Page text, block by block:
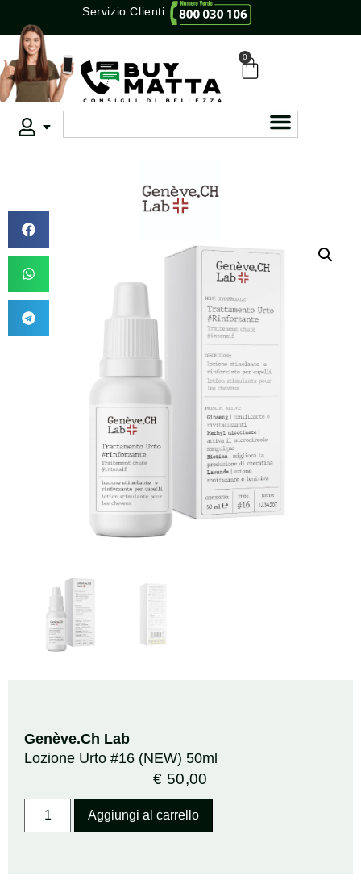
Servizio Clienti
0
Genève.Ch Lab
Lozione Urto #16 (NEW) 50ml
€ 50,00
Aggiungi al carrello